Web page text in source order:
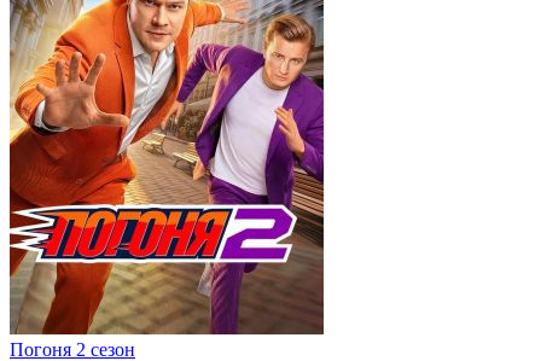
Погоня 2 сезон